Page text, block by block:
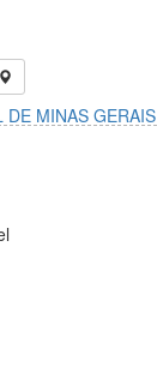
DE MINAS GERAIS